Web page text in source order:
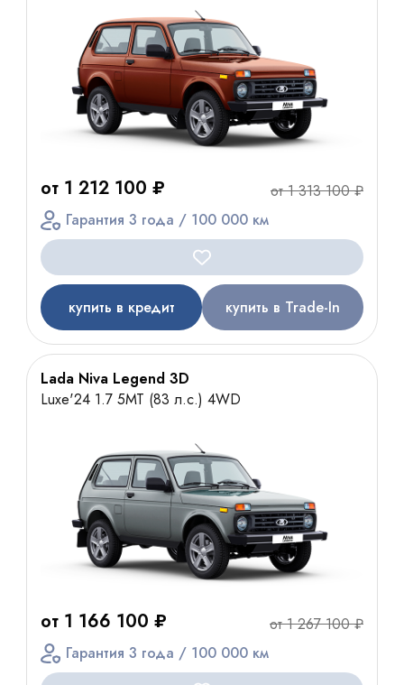
от 1 212 100 ₽
от 1 313 100 ₽
Гарантия 3 года / 100 000 км
купить в кредит купить в Trade-In
Lada Niva Legend 3D
Luxe'24 1.7 5МТ (83 л.с.) 4WD
от 1 166 100 ₽
от 1 267 100 ₽
Гарантия 3 года / 100 000 км